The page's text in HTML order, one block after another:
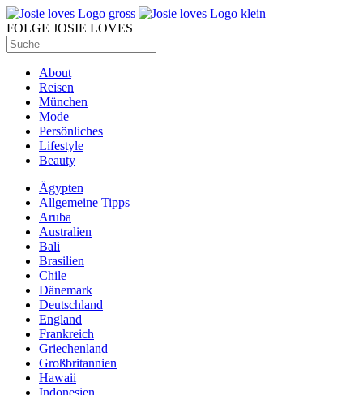
FOLGE JOSIE LOVES
About
Reisen
München
Mode
Persönliches
Lifestyle
Beauty
Ägypten
Allgemeine Tipps
Aruba
Australien
Bali
Brasilien
Chile
Dänemark
Deutschland
England
Frankreich
Griechenland
Großbritannien
Hawaii
Indonesien